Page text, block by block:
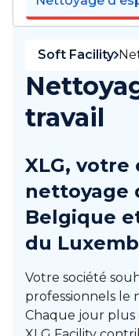
Soft Facility
travail
XLG,
nettoyage
Belgique
du
Votre société
professionnels le
Chaque jour